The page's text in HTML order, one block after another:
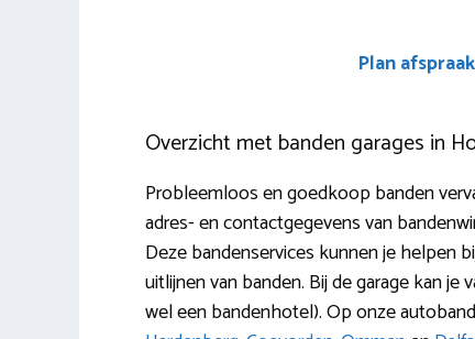
Plan
Overzicht met banden garages in
Probleemloos en goedkoop banden
adres- en contactgegevens van
Deze bandenservices kunnen je helpen
uitlijnen van banden. Bij de garage kan
wel een bandenhotel). Op onze